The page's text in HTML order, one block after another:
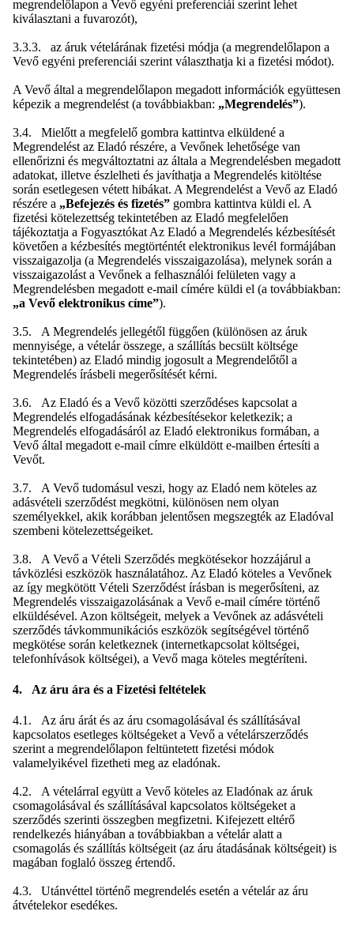
megrendelőlapon a Vevő egyéni preferenciái szerint lehet
kiválasztani a fuvarozót),
3.3.3. az áruk vételárának fizetési módja (a megrendelőlapon a
Vevő egyéni preferenciái szerint választhatja ki a fizetési módot).
A Vevő által a megrendelőlapon megadott információk együttesen
képezik a megrendelést (a továbbiakban: „Megrendelés”).
3.4. Mielőtt a megfelelő gombra kattintva elküldené a
Megrendelést az Eladó részére, a Vevőnek lehetősége van
ellenőrizni és megváltoztatni az általa a Megrendelésben megadott
adatokat, illetve észlelheti és javíthatja a Megrendelés kitöltése
során esetlegesen vétett hibákat. A Megrendelést a Vevő az Eladó
részére a „Befejezés és fizetés” gombra kattintva küldi el. A
fizetési kötelezettség tekintetében az Eladó megfelelően
tájékoztatja a Fogyasztókat Az Eladó a Megrendelés kézbesítését
követően a kézbesítés megtörténtét elektronikus levél formájában
visszaigazolja (a Megrendelés visszaigazolása), melynek során a
visszaigazolást a Vevőnek a felhasználói felületen vagy a
Megrendelésben megadott e-mail címére küldi el (a továbbiakban:
„a Vevő elektronikus címe”).
3.5. A Megrendelés jellegétől függően (különösen az áruk
mennyisége, a vételár összege, a szállítás becsült költsége
tekintetében) az Eladó mindig jogosult a Megrendelőtől a
Megrendelés írásbeli megerősítését kérni.
3.6. Az Eladó és a Vevő közötti szerződéses kapcsolat a
Megrendelés elfogadásának kézbesítésekor keletkezik; a
Megrendelés elfogadásáról az Eladó elektronikus formában, a
Vevő által megadott e-mail címre elküldött e-mailben értesíti a
Vevőt.
3.7. A Vevő tudomásul veszi, hogy az Eladó nem köteles az
adásvételi szerződést megkötni, különösen nem olyan
személyekkel, akik korábban jelentősen megszegték az Eladóval
szembeni kötelezettségeiket.
3.8. A Vevő a Vételi Szerződés megkötésekor hozzájárul a
távközlési eszközök használatához. Az Eladó köteles a Vevőnek
az így megkötött Vételi Szerződést írásban is megerősíteni, az
Megrendelés visszaigazolásának a Vevő e-mail címére történő
elküldésével. Azon költségeit, melyek a Vevőnek az adásvételi
szerződés távkommunikációs eszközök segítségével történő
megkötése során keletkeznek (internetkapcsolat költségei,
telefonhívások költségei), a Vevő maga köteles megtéríteni.
4. Az áru ára és a Fizetési feltételek
4.1. Az áru árát és az áru csomagolásával és szállításával
kapcsolatos esetleges költségeket a Vevő a vételárszerződés
szerint a megrendelőlapon feltüntetett fizetési módok
valamelyikével fizetheti meg az eladónak.
4.2. A vételárral együtt a Vevő köteles az Eladónak az áruk
csomagolásával és szállításával kapcsolatos költségeket a
szerződés szerinti összegben megfizetni. Kifejezett eltérő
rendelkezés hiányában a továbbiakban a vételár alatt a
csomagolás és szállítás költségeit (az áru átadásának költségeit) is
magában foglaló összeg értendő.
4.3. Utánvéttel történő megrendelés esetén a vételár az áru
átvételekor esedékes.